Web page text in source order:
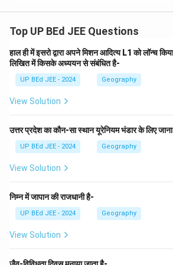
केंद्रित है। यह रेणु जी का उपन्यास नहीं है।
उपरोक्त विश्लेषण के आधार पर, फणीश्वर
उपन्यास 'मैला आंचल' है। सही उत्तर है
Top UP BEd JEE Questions
हाल ही में इसरो द्वारा अपने मिशन आदित्य L1 को लॉन्च
लिखित में किसके अध्ययन से संबंधित है-
UP BEd JEE - 2024 Geography
View Solution
उत्तर प्रदेश का कौन-सा स्थान यूरेनियम भंडार के लिए
UP BEd JEE - 2024 Geography
View Solution
निम्न में जापान की राजधानी है-
UP BEd JEE - 2024 Geography
View Solution